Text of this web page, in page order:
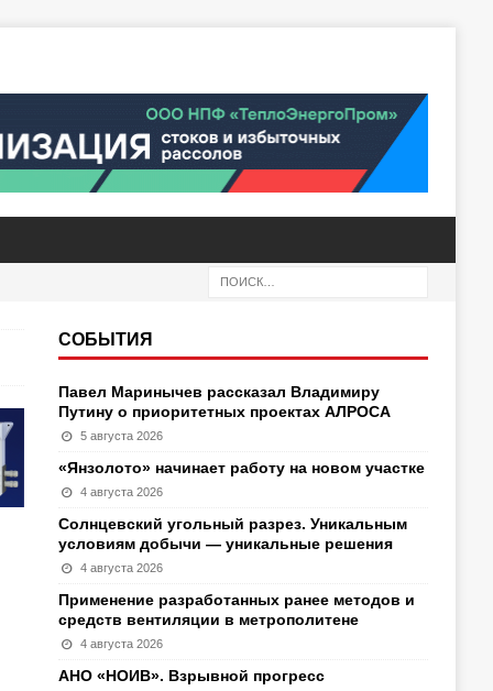
СОБЫТИЯ
Павел Маринычев рассказал Владимиру
Путину о приоритетных проектах АЛРОСА
5 августа 2026
«Янзолото» начинает работу на новом участке
4 августа 2026
Солнцевский угольный разрез. Уникальным
условиям добычи — уникальные решения
4 августа 2026
Применение разработанных ранее методов и
средств вентиляции в метрополитене
4 августа 2026
АНО «НОИВ». Взрывной прогресс